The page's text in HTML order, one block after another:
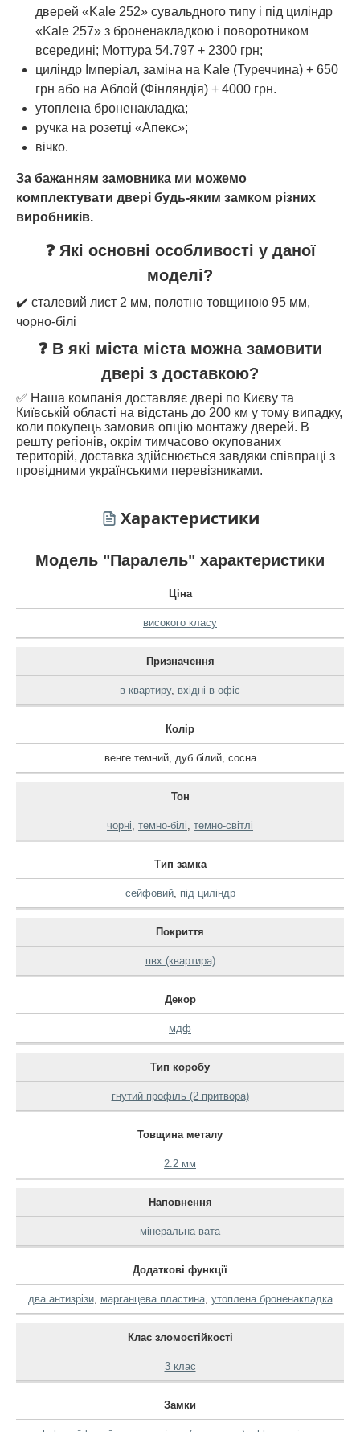
дверей «Kale 252» сувальдного типу і під циліндр
«Kale 257» з броненакладкою і поворотником
всередині; Моттура 54.797 + 2300 грн;
циліндр Імперіал, заміна на Kale (Туреччина) + 650
грн або на Аблой (Фінляндія) + 4000 грн.
утоплена броненакладка;
ручка на розетці «Апекс»;
вічко.
За бажанням замовника ми можемо
комплектувати двері будь-яким замком різних
виробників.
❓ Які основні особливості у даної
моделі?
✔️ сталевий лист 2 мм, полотно товщиною 95 мм,
чорно-білі
❓ В які міста міста можна замовити
двері з доставкою?
✅ Наша компанія доставляє двері по Києву та
Київській області на відстань до 200 км у тому випадку,
коли покупець замовив опцію монтажу дверей. В
решту регіонів, окрім тимчасово окупованих
територій, доставка здійснюється завдяки співпраці з
провідними українськими перевізниками.
Характеристики
Модель "Паралель" характеристики
Ціна
високого класу
Призначення
в квартиру, вхідні в офіс
Колір
венге темний, дуб білий, сосна
Тон
чорні темно-білі темно-світлі
Тип замка
сейфовий, під циліндр
Покриття
пвх (квартира)
Декор
мдф
Тип коробу
гнутий профіль (2 притвора)
Товщина металу
2.2 мм
Наповнення
мінеральна вата
Додаткові функції
два антизрізи, марганцева пластина, утоплена броненакладка
Клас зломостійкості
3 клас
Замки